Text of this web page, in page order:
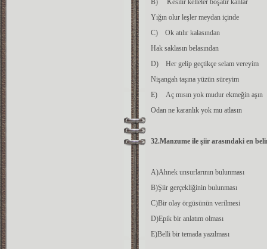
B) Kesilir kelleler boşatır kanlar
Yığın olur leşler meydan içinde
C) Ok atılır kalasından
Hak saklasın belasından
D) Her gelip geçtikçe selam vereyim
Nişangah taşına yüzün süreyim
E) Aç mısın yok mudur ekmeğin aşın
Odan ne karanlık yok mu atlasın
32.Manzume ile şiir arasındaki en
A)Ahnek unsurlarının bulunması
B)Şiir gerçekliğinin bulunması
C)Bir olay örgüsünün verilmesi
D)Epik bir anlatım olması
E)Belli bir temada yazılması